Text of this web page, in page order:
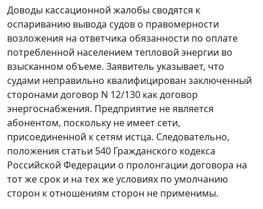
Доводы кассационной жалобы сводятся к
оспариванию вывода судов о правомерности
возложения на ответчика обязанности по оплате
потребленной населением тепловой энергии во
взысканном объеме. Заявитель указывает, что
судами неправильно квалифицирован заключенный
сторонами договор N 12/130 как договор
энергоснабжения. Предприятие не является
абонентом, поскольку не имеет сети,
присоединенной к сетям истца. Следовательно,
положения статьи 540 Гражданского кодекса
Российской Федерации о пролонгации договора на
тот же срок и на тех же условиях по умолчанию
сторон к отношениям сторон не применимы.